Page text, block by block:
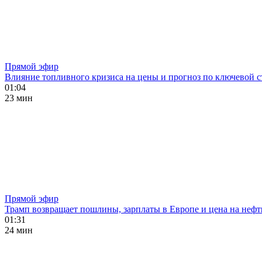
Прямой эфир
Влияние топливного кризиса на цены и прогноз по ключевой
01:04
23 мин
Прямой эфир
Трамп возвращает пошлины, зарплаты в Европе и цена на
01:31
24 мин